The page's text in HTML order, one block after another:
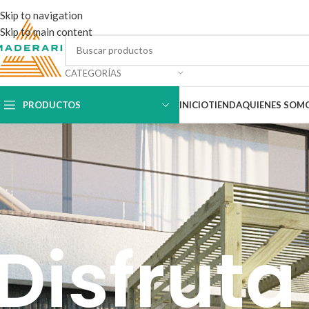
Skip to navigation
Skip to main content
CATEGORÍAS
PRODUCTOS INICIOTIENDAQUIENES